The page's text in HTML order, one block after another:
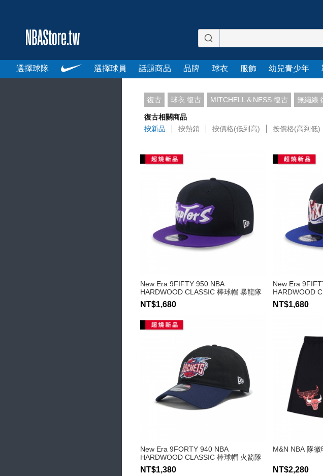
選擇球隊 選擇球員 話題商品 品牌 球衣 服飾 幼兒青少年
復古 球衣 復古 MITCHELL＆NESS 復古 無繡線
復古相關商品
按新品
按熱銷 按價格(低到高) 按價格(高到低)
New Era 9FIFTY 950 NBA
HARDWOOD CLASSIC 棒球帽 暴龍隊
NT$1,680
New Era
HARDWOOD
NT$1,680
New Era 9FORTY 940 NBA
HARDWOOD CLASSIC 棒球帽 火箭隊
NT$1,380
M&N NBA 隊
NT$2,280